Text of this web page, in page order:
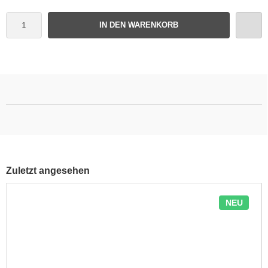
IN DEN WARENKORB
Zuletzt angesehen
NEU